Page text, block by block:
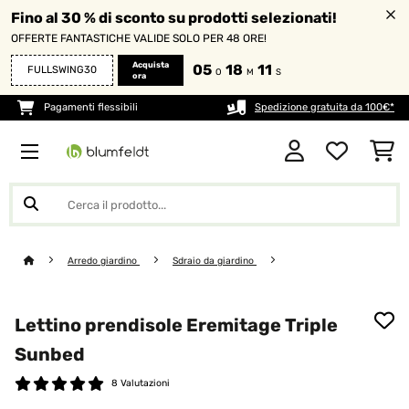
Fino al 30 % di sconto su prodotti selezionati!
OFFERTE FANTASTICHE VALIDE SOLO PER 48 ORE!
FULLSWING30
Acquista
ora
05 O 18 M 11 S
Pagamenti flessibili Spedizione gratuita da 100€*
Arredo giardino Sdraio da giardino
Lettino prendisole Eremitage Triple
Sunbed
8 Valutazioni